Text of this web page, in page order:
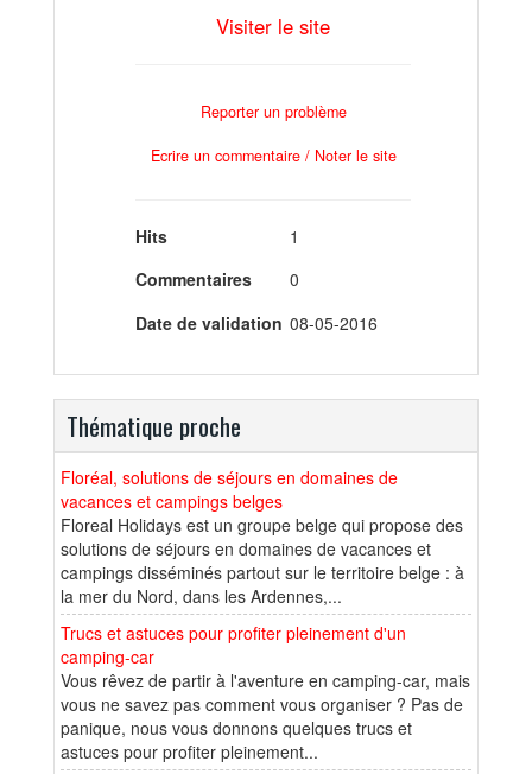
Visiter le site
Reporter un problème
Ecrire un commentaire / Noter le site
Hits
1
Commentaires
0
Date de validation 08-05-2016
Thématique proche
Floréal, solutions de séjours en domaines de
vacances et campings belges
Floreal Holidays est un groupe belge qui propose des
solutions de séjours en domaines de vacances et
campings disséminés partout sur le territoire belge : à
la mer du Nord, dans les Ardennes,...
Trucs et astuces pour profiter pleinement d'un
camping-car
Vous rêvez de partir à l'aventure en camping-car, mais
vous ne savez pas comment vous organiser ? Pas de
panique, nous vous donnons quelques trucs et
astuces pour profiter pleinement...